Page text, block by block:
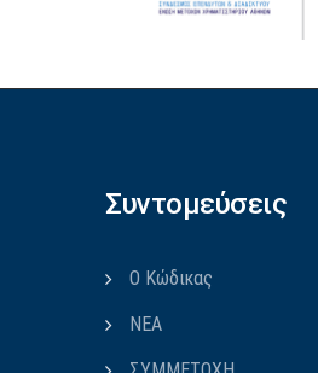
Συντομεύσεις
Ο Κώδικας
ΝΕΑ